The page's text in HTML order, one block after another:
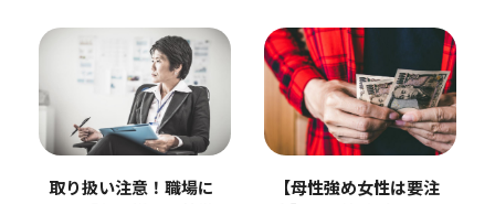
取り扱い注意！職場に
【母性強め女性は要注